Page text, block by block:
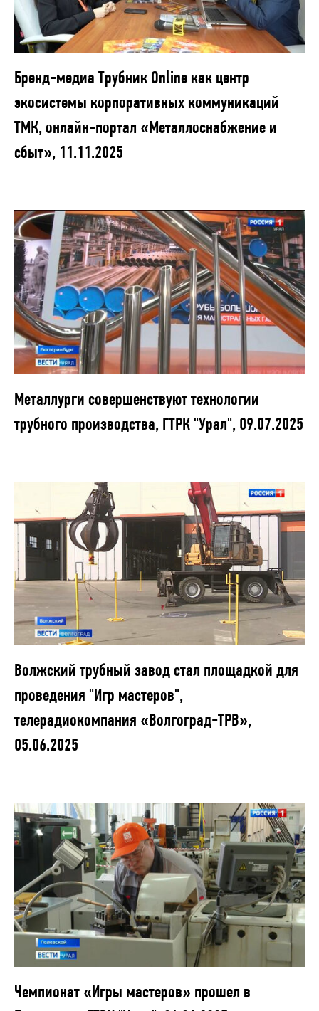
Бренд-медиа Трубник Online как центр
экосистемы корпоративных коммуникаций
ТМК, онлайн-портал «Металлоснабжение и
сбыт», 11.11.2025
Металлурги совершенствуют технологии
трубного производства, ГТРК "Урал", 09.07.2025
Волжский трубный завод стал площадкой для
проведения "Игр мастеров",
телерадиокомпания «Волгоград-ТРВ»,
05.06.2025
Чемпионат «Игры мастеров» прошел в